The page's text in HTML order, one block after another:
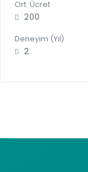
Ort. Ücret
200
Deneyim (Yıl)
2